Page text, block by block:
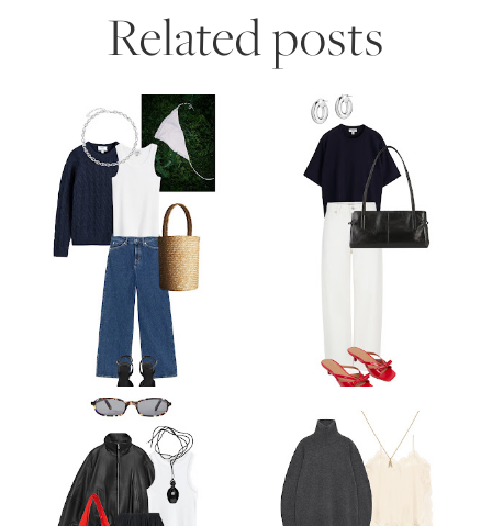
Related posts